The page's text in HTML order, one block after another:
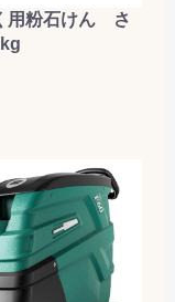
用粉石けん さ